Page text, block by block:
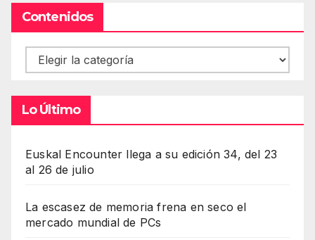
Contenidos
Contenidos
Lo Último
Euskal Encounter llega a su edición 34, del 23
al 26 de julio
La escasez de memoria frena en seco el
mercado mundial de PCs